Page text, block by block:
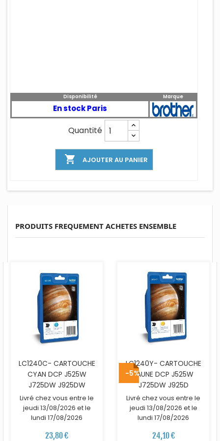
Disponibilité
En stock Paris
Marque
Quantité
 AJOUTER AU PANIER
PRODUITS FREQUEMENT ACHETES ENSEMBLE
LC1240C- CARTOUCHE
CYAN DCP J525W
J725DW J925DW
Livré chez vous entre le
jeudi 13/08/2026 et le
lundi 17/08/2026
23,80 €
LC1240Y- CARTOUCHE
JAUNE DCP J525W
J725DW J925D
Livré chez vous entre le
jeudi 13/08/2026 et le
lundi 17/08/2026
24,10 €
-5%